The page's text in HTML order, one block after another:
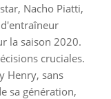
Nacho Piatti,
la saison 2020.
cruciales.
Henry, sans
sa génération,